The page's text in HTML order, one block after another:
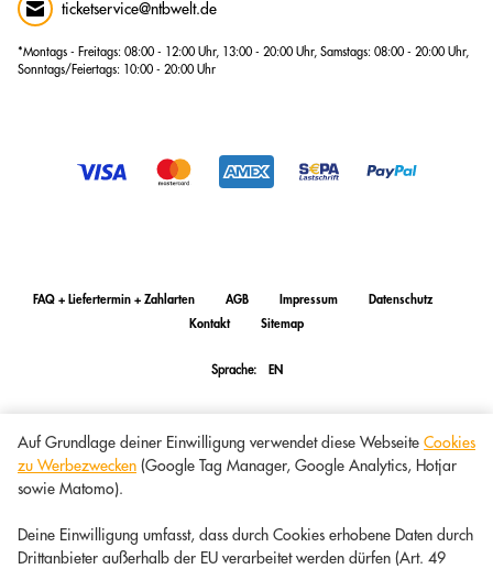
ticketservice@ntbwelt.de
*Montags - Freitags: 08:00 - 12:00 Uhr, 13:00 - 20:00 Uhr, Samstags: 08:00 - 20:00 Uhr,
Sonntags/Feiertags: 10:00 - 20:00 Uhr
FAQ + Liefertermin + Zahlarten AGB Impressum
Datenschutz
Kontakt
Sitemap
Sprache: EN
Auf Grundlage deiner Einwilligung verwendet diese Webseite Cookies
zu Werbezwecken (Google Tag Manager, Google Analytics, Hotjar
sowie Matomo).
Deine Einwilligung umfasst, dass durch Cookies erhobene Daten durch
Drittanbieter außerhalb der EU verarbeitet werden dürfen (Art. 49